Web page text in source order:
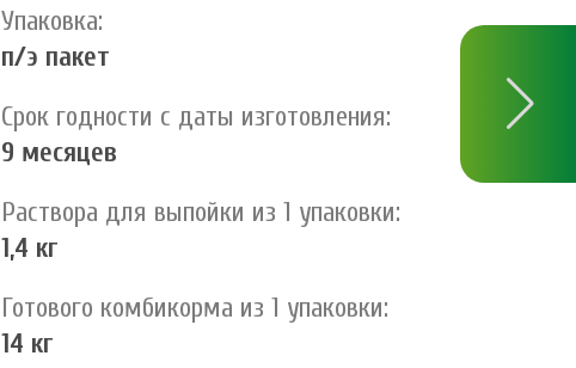
Упаковка:
п/э пакет
Срок годности с даты изготовления:
9 месяцев
Раствора для выпойки из 1 упаковки:
1,4 кг
Готового комбикорма из 1 упаковки:
14 кг